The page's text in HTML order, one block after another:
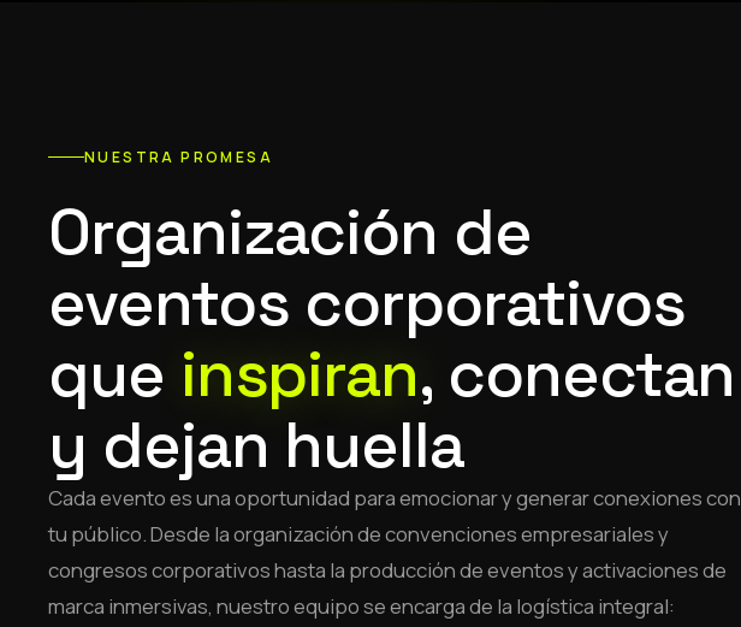
NUESTRA PROMESA
Organización de
eventos corporativos
que inspiran, conectan
y dejan huella
Cada evento es una oportunidad para emocionar y generar conexiones con
tu público. Desde la organización de convenciones empresariales y
congresos corporativos hasta la producción de eventos y activaciones de
marca inmersivas, nuestro equipo se encarga de la logística integral: